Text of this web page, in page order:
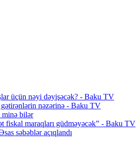
üçün nəyi dəyişəcək? - Baku TV
nəzərinə - Baku TV
minə bilər
fiskal maraqları güdməyəcək” - Baku TV
səbəblər açıqlandı